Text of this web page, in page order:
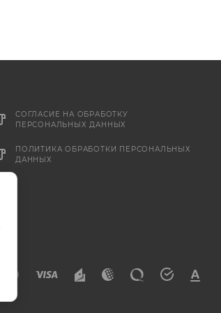
СОГЛАСИЕ НА ОБРАБОТКУ
ПЕРСОНАЛЬНЫХ ДАННЫХ
ПОЛИТИКА ОБРАБОТКИ ПЕРСОНАЛЬНЫХ
ДАННЫХ